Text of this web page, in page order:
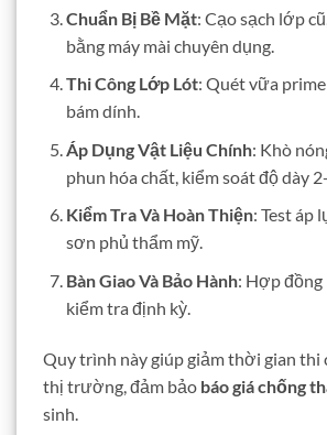
Chuẩn Bị Bề Mặt: Cạo sạch lớp
bằng máy mài chuyên dụng.
Thi Công Lớp Lót: Quét vữa
bám dính.
Áp Dụng Vật Liệu Chính: Khò
phun hóa chất, kiểm soát độ dày
Kiểm Tra Và Hoàn Thiện: Test áp
sơn phủ thẩm mỹ.
Bàn Giao Và Bảo Hành: Hợp đồng
kiểm tra định kỳ.
Quy trình này giúp giảm thời gian thi
thị trường, đảm bảo báo giá chống
sinh.